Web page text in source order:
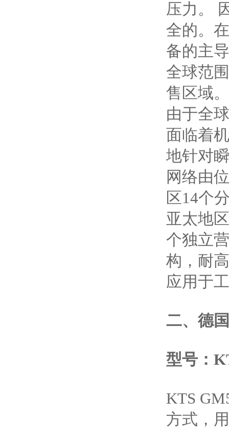
压力。
全的。
备的主
全球范
售区域。
由于全
面临着
地针对
网络由
区14个
亚太地
个独立
构，耐
应用于
二、 德
型号：
KTS
方式，